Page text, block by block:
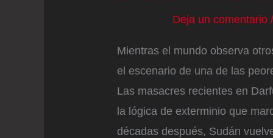
Deja un comentario /
Mientras el mundo observa
el escenario de una de las
Las masacres recientes en
la lógica de exterminio que
décadas después, Sudán